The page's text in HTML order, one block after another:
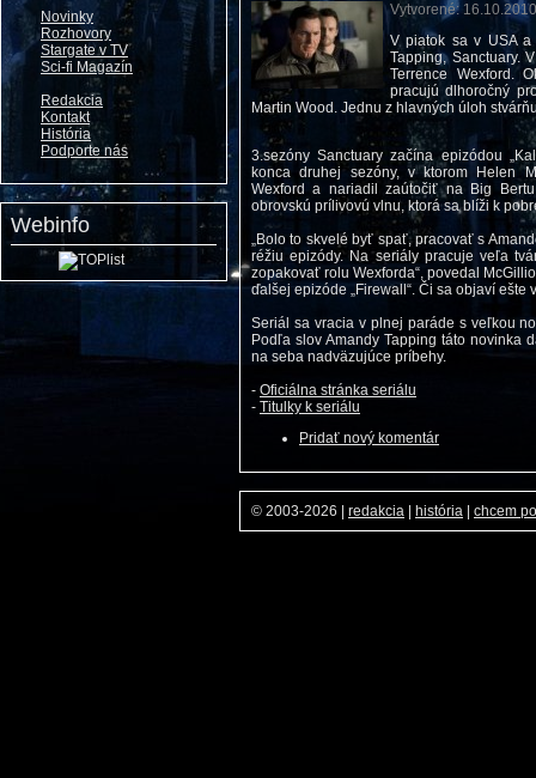
Novinky
Rozhovory
Stargate v TV
Sci-fi Magazín
Redakcia
Kontakt
História
Podporte nás
Webinfo
Vytvorené: 16.10.2010
V piatok sa v USA a
Tapping, Sanctuary.
Terrence Wexford.
pracujú dlhoročný
Martin Wood. Jednu z hlavných úloh
3.sezóny Sanctuary začína epizódou
konca druhej sezóny, v ktorom Helen
Wexford a nariadil zaútočiť na Big
obrovskú prílivovú vlnu, ktorá sa blíži k
„Bolo to skvelé byť spať, pracovať s
réžiu epizódy. Na seriály pracuje veľa
zopakovať rolu Wexforda“, povedal
ďalšej epizóde „Firewall“. Či sa objaví
Seriál sa vracia v plnej paráde s veľkou
Podľa slov Amandy Tapping táto novinka
na seba nadväzujúce príbehy.
- Oficiálna stránka seriálu
- Titulky k seriálu
Pridať nový komentár
© 2003-2026 redakcia história chcem